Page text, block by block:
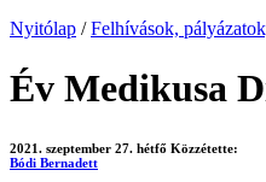
Nyitólap / Felhívások,
Év Medikusa
2021. szeptember 27. hétfő Közzétette:
Bódi Bernadett